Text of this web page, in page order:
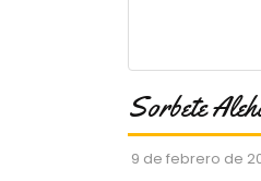
Sorbete
9 de febrero de